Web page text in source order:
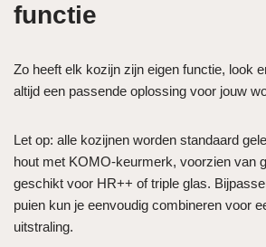
functie
Zo heeft elk kozijn zijn eigen functie, look
altijd een passende oplossing voor jouw
Let op: alle kozijnen worden standaard
hout met KOMO-keurmerk, voorzien van
geschikt voor HR++ of triple glas.
puien kun je eenvoudig combineren voor
uitstraling.